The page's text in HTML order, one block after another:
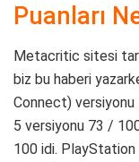
Puanları
Metacritic sitesi
biz bu haberi
Connect)
5 versiyonu 73 /
100 idi. PlayStation